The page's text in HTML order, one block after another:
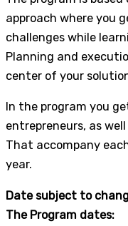
approach where you
challenges while
Planning and
center of your
In the program you
entrepreneurs, as
That accompany
year.
Date subject to
The Program dates: